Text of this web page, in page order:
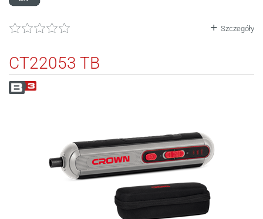
Szczegóły
CT22053 TB